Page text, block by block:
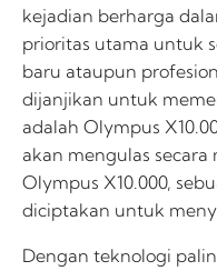
kejadian berharga
prioritas utama untuk
baru ataupun
dijanjikan untuk
adalah Olympus
akan mengulas
Olympus X10.000,
diciptakan untuk
Dengan teknologi